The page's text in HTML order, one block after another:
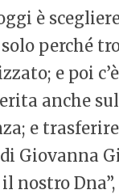
è
perché
e poi
anche
e
Giovanna
nostro